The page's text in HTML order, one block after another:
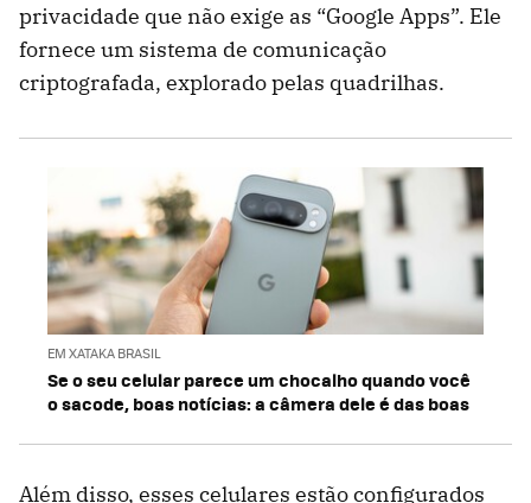
privacidade que não exige as “Google Apps”. Ele
fornece um sistema de comunicação
criptografada, explorado pelas quadrilhas.
EM XATAKA BRASIL
Se o seu celular parece um chocalho quando você
o sacode, boas notícias: a câmera dele é das boas
Além disso, esses celulares estão configurados